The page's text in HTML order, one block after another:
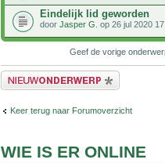
Eindelijk lid geworden
door Jasper G. op 26 jul 2020
Geef de vorige
Plaats een nieuw bericht
Keer terug naar Forumoverzicht
WIE IS ER ONLINE